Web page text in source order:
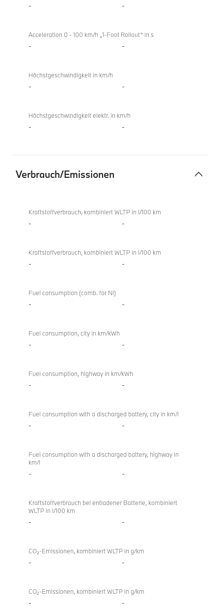
Gran
- -
Acceleration 0 - 100 km/h „1-Foot Rollout“ in s
- -
Höchstgeschwindigkeit in km/h
- -
Höchstgeschwindigkeit elektr. in km/h
- -
Verbrauch/Emissionen
xDrive
Gran
Kraftstoffverbrauch, kombiniert WLTP in l/100 km
- -
Kraftstoffverbrauch, kombiniert WLTP in l/100 km
- -
Fuel consumption (comb. for NI)
- -
Fuel consumption, city in km/kWh
- -
Fuel consumption, highway in km/kWh
- -
Fuel consumption with a discharged battery, city in km/l
- -
Fuel consumption with a discharged battery, highway in
km/l
- -
Kraftstoffverbrauch bei entladener Batterie, kombiniert
WLTP in l/100 km
- -
CO₂-Emissionen, kombiniert WLTP in g/km
- -
CO₂-Emissionen, kombiniert WLTP in g/km
- -